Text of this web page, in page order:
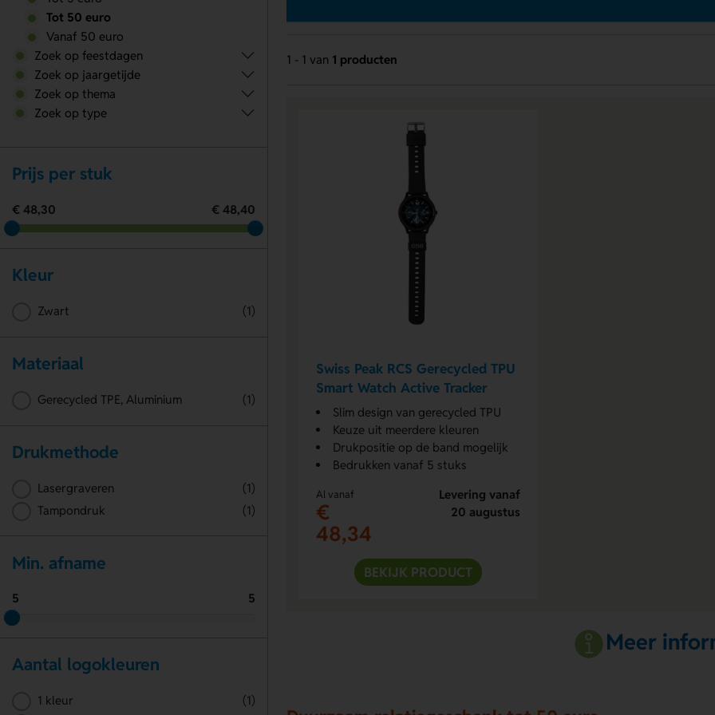
1 - 1 van 1 producten
Swiss Peak RCS Gerecycled TPU
Smart Watch Active Tracker
Slim design van gerecycled TPU
Keuze uit meerdere kleuren
Drukpositie op de band mogelijk
Bedrukken vanaf 5 stuks
Al vanaf
€
48,34
Levering vanaf
20 augustus
BEKIJK PRODUCT
Meer
Tot 50 euro
Vanaf 50 euro
Zoek op feestdagen
Zoek op jaargetijde
Zoek op thema
Zoek op type
Prijs per stuk
€ 48,30 € 48,40
Kleur
Zwart (1)
Materiaal
Gerecycled TPE, Aluminium (1)
Drukmethode
Lasergraveren
(1)
Tampondruk
(1)
Min. afname
5 5
Aantal logokleuren
1 kleur
(1)